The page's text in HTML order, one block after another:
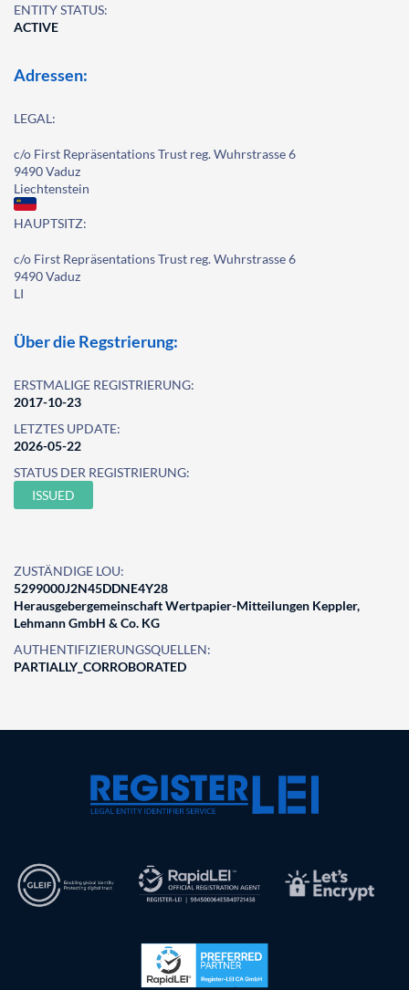
ENTITY STATUS:
ACTIVE
Adressen:
LEGAL:
c/o First Repräsentations Trust reg. Wuhrstrasse 6
9490 Vaduz
Liechtenstein
HAUPTSITZ:
c/o First Repräsentations Trust reg. Wuhrstrasse 6
9490 Vaduz
LI
Über die Regstrierung:
ERSTMALIGE REGISTRIERUNG:
2017-10-23
LETZTES UPDATE:
2026-05-22
STATUS DER REGISTRIERUNG:
ISSUED
ZUSTÄNDIGE LOU:
5299000J2N45DDNE4Y28
Herausgebergemeinschaft Wertpapier-Mitteilungen Keppler,
Lehmann GmbH & Co. KG
AUTHENTIFIZIERUNGSQUELLEN:
PARTIALLY_CORROBORATED